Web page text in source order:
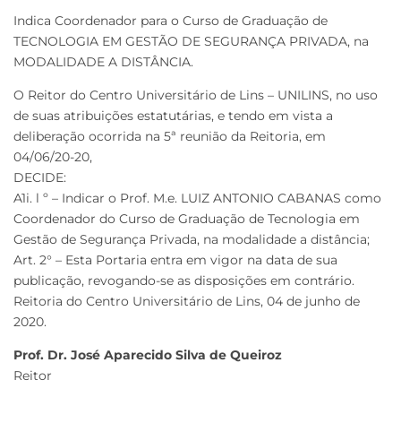
Indica Coordenador para o Curso de Graduação de
TECNOLOGIA EM GESTÃO DE SEGURANÇA PRIVADA, na
MODALIDADE A DISTÂNCIA.
O Reitor do Centro Universitário de Lins – UNILINS, no uso
de suas atribuições estatutárias, e tendo em vista a
deliberação ocorrida na 5ª reunião da Reitoria, em
04/06/20-20,
DECIDE:
A1i. l º – Indicar o Prof. M.e. LUIZ ANTONIO CABANAS como
Coordenador do Curso de Graduação de Tecnologia em
Gestão de Segurança Privada, na modalidade a distância;
Art. 2° – Esta Portaria entra em vigor na data de sua
publicação, revogando-se as disposições em contrário.
Reitoria do Centro Universitário de Lins, 04 de junho de
2020.
Prof. Dr. José Aparecido Silva de Queiroz
Reitor